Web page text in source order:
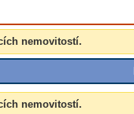
nemovitostí.
nemovitostí.